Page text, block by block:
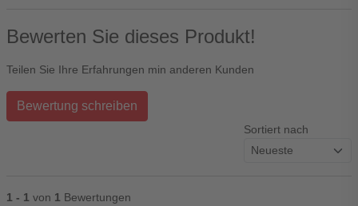
Bewerten Sie dieses Produkt!
Teilen Sie Ihre Erfahrungen min anderen Kunden
Bewertung schreiben
Sortiert nach
1 - 1 von 1 Bewertungen